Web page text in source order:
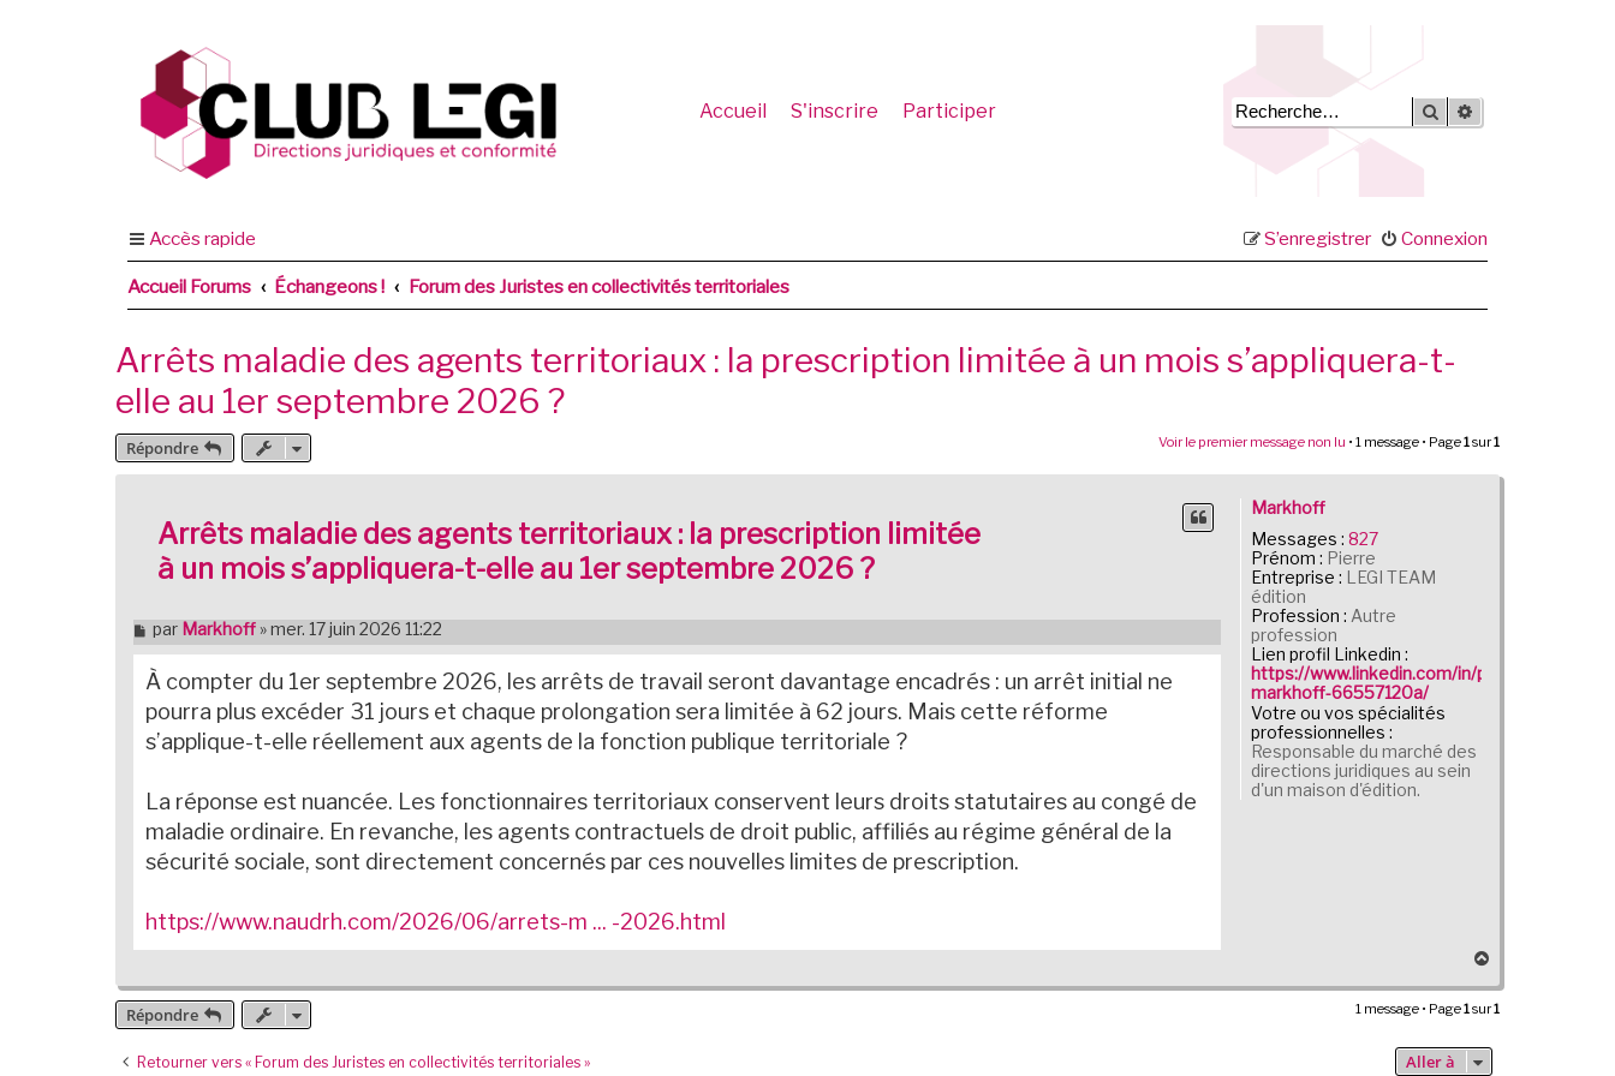
Accueil S'inscrire Participer Rechercher
Accès rapide Connexion
S’enregistrer
Accueil Forums Échangeons ! Forum des Juristes en collectivités territoriales
Arrêts maladie des agents territoriaux : la prescription limitée à un mois s’appliquera-t-
elle au 1er septembre 2026 ?
Répondre Voir le premier message non lu • 1 message • Page1sur1
Markhoff
Messages : 827
Prénom : Pierre
Entreprise : LEGI TEAM
édition
Profession : Autre
profession
Lien profil Linkedin :
https://www.linkedin.com/in/pierre-
markhoff-66557120a/
Votre ou vos spécialités
professionnelles :
Responsable du marché des
directions juridiques au sein
d'un maison d'édition.
Arrêts maladie des agents territoriaux : la prescription limitée
à un mois s’appliquera-t-elle au 1er septembre 2026 ?
M
e
s
s
a
g
e
u
par Markhoff»mer. 17 juin 2026 11:22
À compter du 1er septembre 2026, les arrêts de travail seront davantage encadrés : un arrêt initial ne
pourra plus excéder 31 jours et chaque prolongation sera limitée à 62 jours. Mais cette réforme
s’applique-t-elle réellement aux agents de la fonction publique territoriale ?
La réponse est nuancée. Les fonctionnaires territoriaux conservent leurs droits statutaires au congé de
maladie ordinaire. En revanche, les agents contractuels de droit public, affiliés au régime général de la
sécurité sociale, sont directement concernés par ces nouvelles limites de prescription.
https://www.naudrh.com/2026/06/arrets-m ... -2026.html
u
t
Répondre 1 message • Page1sur1
Retourner vers « Forum des Juristes en collectivités territoriales » Aller à